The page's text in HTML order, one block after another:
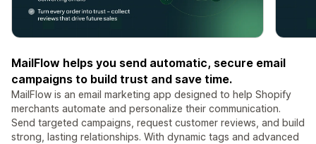
MailFlow helps you send automatic, secure email
campaigns to build trust and save time.
MailFlow is an email marketing app designed to help Shopify
merchants automate and personalize their communication.
Send targeted campaigns, request customer reviews, and build
strong, lasting relationships. With dynamic tags and advanced